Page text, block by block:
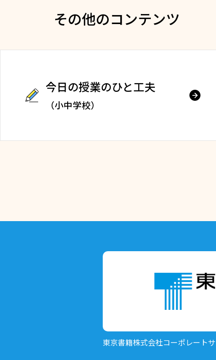
その他のコンテンツ
今日の授業のひと工夫
（小中学校）
東京書籍株式会社コーポレート